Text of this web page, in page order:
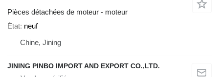
Pièces détachées de moteur - moteur
État neuf
Chine, Jining
JINING PINBO IMPORT AND EXPORT CO.,LTD.